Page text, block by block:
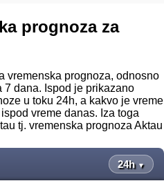
prognoza za
vremenska prognoza, odnosno
7 dana. Ispod je prikazano
u toku 24h, a kakvo je vreme
vreme danas. Iza toga
tj. vremenska prognoza Aktau
24h ▼